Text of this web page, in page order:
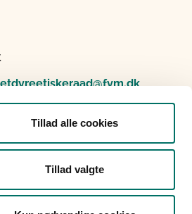
Tillad alle cookies
Tillad valgte